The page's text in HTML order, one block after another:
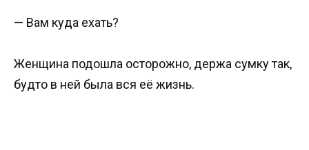
— Вам куда ехать?
Женщина подошла осторожно, держа сумку так,
будто в ней была вся её жизнь.